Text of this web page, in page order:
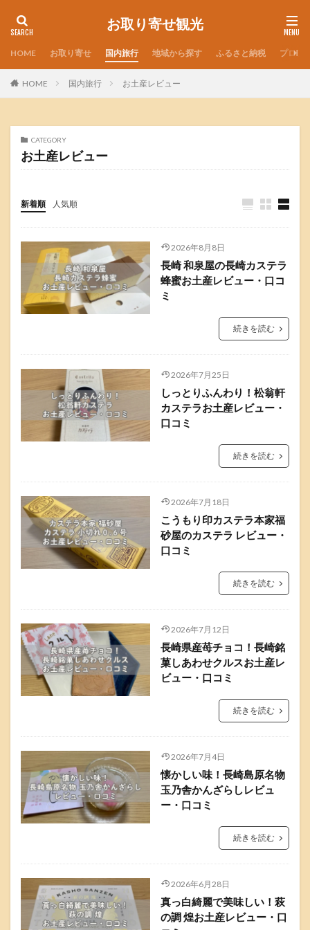
お取り寄せ観光
HOME お取り寄せ 国内旅行 地域から探す ふるさと納税 プロフ
HOME 国内旅行 お土産レビュー
CATEGORY
お土産レビュー
新着順 人気順
2026年8月8日
長崎 和泉屋の長崎カステラ
蜂蜜お土産レビュー・口コ
ミ
続きを読む
2026年7月25日
しっとりふんわり！松翁軒
カステラお土産レビュー・
口コミ
続きを読む
2026年7月18日
こうもり印カステラ本家福
砂屋のカステラ レビュー・
口コミ
続きを読む
2026年7月12日
長崎県産苺チョコ！長崎銘
菓しあわせクルスお土産レ
ビュー・口コミ
続きを読む
2026年7月4日
懐かしい味！長崎島原名物
玉乃舎かんざらしレビュ
ー・口コミ
続きを読む
2026年6月28日
真っ白綺麗で美味しい！萩
の調 煌お土産レビュー・口